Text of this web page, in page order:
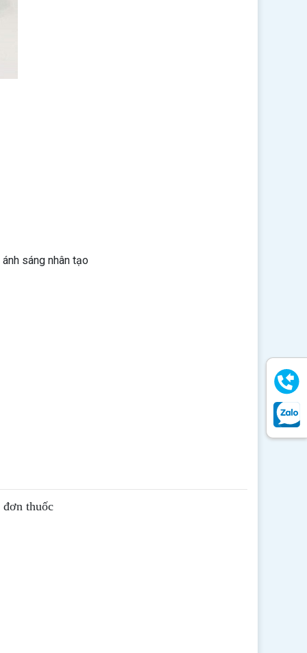
sáng nhân tạo
đơn thuốc